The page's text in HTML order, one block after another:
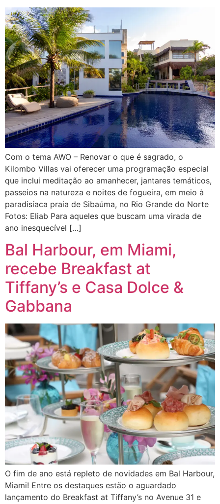
Com o tema AWO – Renovar o que é sagrado, o
Kilombo Villas vai oferecer uma programação especial
que inclui meditação ao amanhecer, jantares temáticos,
passeios na natureza e noites de fogueira, em meio à
paradisíaca praia de Sibaúma, no Rio Grande do Norte
Fotos: Eliab Para aqueles que buscam uma virada de
ano inesquecível […]
Bal Harbour, em Miami,
recebe Breakfast at
Tiffany’s e Casa Dolce &
Gabbana
O fim de ano está repleto de novidades em Bal Harbour,
Miami! Entre os destaques estão o aguardado
lançamento do Breakfast at Tiffany’s no Avenue 31 e